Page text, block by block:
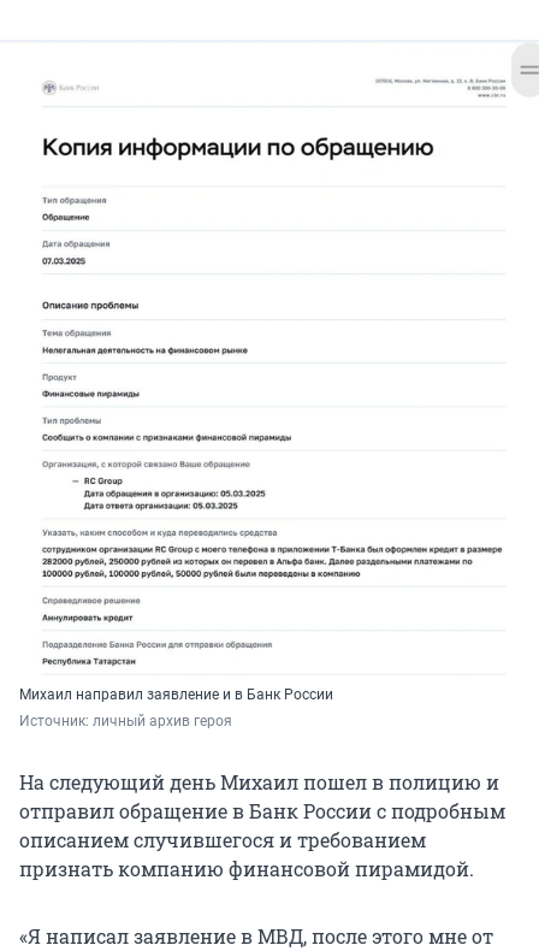
Михаил направил заявление и в Банк России
Источник: личный архив героя
На следующий день Михаил пошел в полицию и
отправил обращение в Банк России с подробным
описанием случившегося и требованием
признать компанию финансовой пирамидой.
«Я написал заявление в МВД, после этого мне от